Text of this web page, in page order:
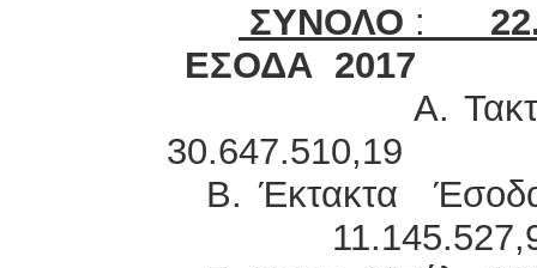
ΣΥΝΟΛΟ :
ΕΣΟΔΑ 2017
Α.
30.647.510,19
Β.